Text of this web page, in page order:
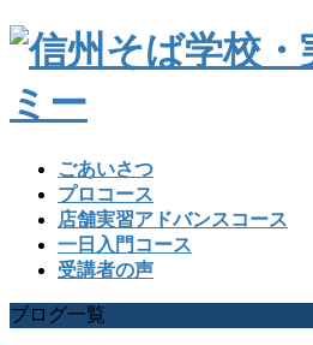
ごあいさつ
プロコース
店舗実習アドバンスコース
一日入門コース
受講者の声
ブログ一覧